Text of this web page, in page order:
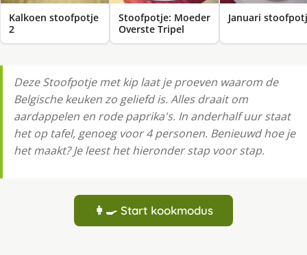
Kalkoen stoofpotje
2
Stoofpotje: Moeder
Overste Tripel
Januari
Deze Stoofpotje met kip laat je proeven waarom de
Belgische keuken zo geliefd is. Alles draait om
aardappelen en rode paprika's. In anderhalf uur staat
het op tafel, genoeg voor 4 personen. Benieuwd hoe je
het maakt? Je leest het hieronder stap voor stap.
👩‍🍳 Start kookmodus